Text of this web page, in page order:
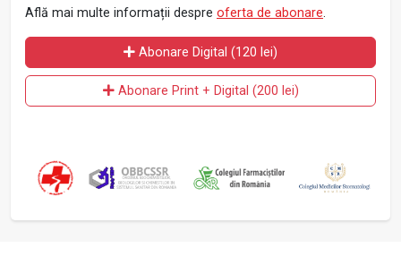
Află mai multe informații despre oferta de abonare.
Abonare Digital (120 lei)
Abonare Print + Digital (200 lei)